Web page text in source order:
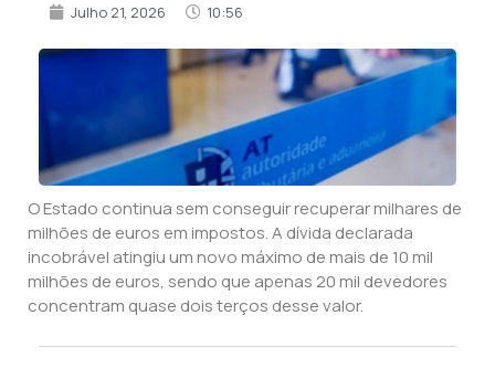
Julho 21, 2026 10:56
O Estado continua sem conseguir recuperar milhares de
milhões de euros em impostos. A dívida declarada
incobrável atingiu um novo máximo de mais de 10 mil
milhões de euros, sendo que apenas 20 mil devedores
concentram quase dois terços desse valor.